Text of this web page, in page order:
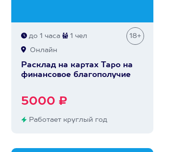
до 1 часа 1 чел 18+
Онлайн
Расклад на картах Таро на
финансовое благополучие
5000 ₽
Работает круглый год